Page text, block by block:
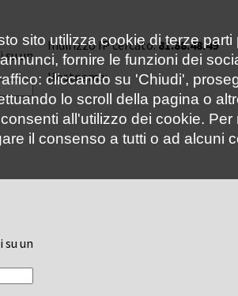
su un
un
Indirizzo IP cercato:81.88.48.49
Hostname:
sito utilizza cookie di terze
fornire le funzioni dei
cliccando su 'Chiudi',
lo scroll della pagina o
all'utilizzo dei cookie.
il consenso a tutti o ad alcuni